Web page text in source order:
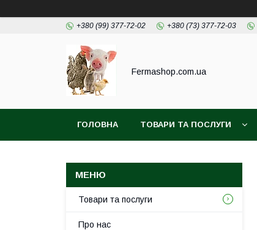
+380 (99) 377-72-02 +380 (73) 377-72-03
Fermashop.com.ua
ГОЛОВНА ТОВАРИ ТА ПОСЛУГИ
Товари та послуги
Про нас